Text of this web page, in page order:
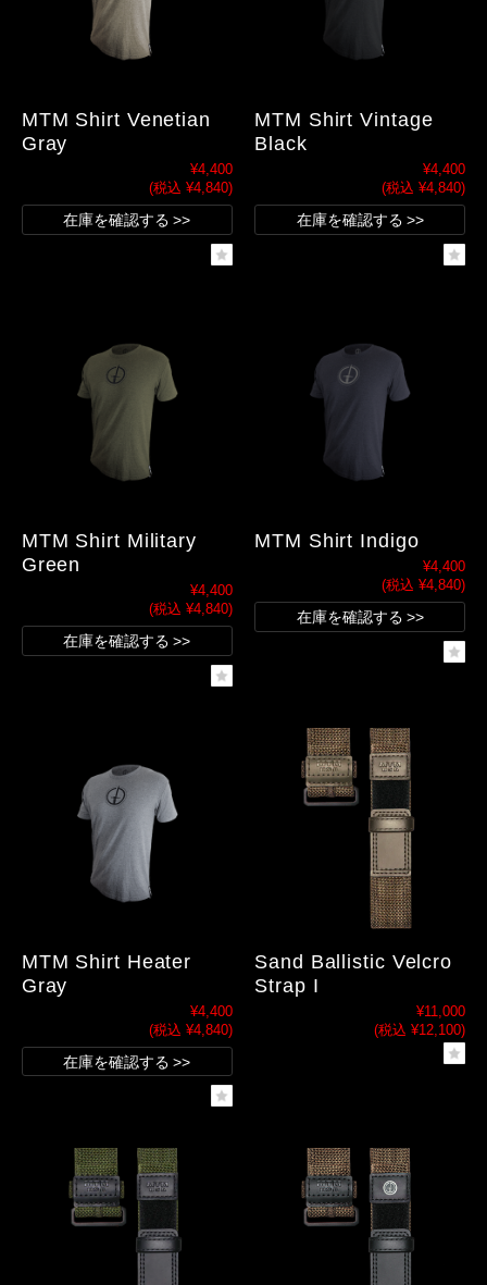
MTM Shirt Venetian
Gray
¥4,400
(税込 ¥4,840)
在庫を確認する
MTM Shirt Vintage
Black
¥4,400
(税込 ¥4,840)
在庫を確認する
MTM Shirt Military
Green
¥4,400
(税込 ¥4,840)
在庫を確認する
MTM Shirt Indigo
¥4,400
(税込 ¥4,840)
在庫を確認する
MTM Shirt Heater
Gray
¥4,400
(税込 ¥4,840)
在庫を確認する
Sand Ballistic Velcro
Strap I
¥11,000
(税込 ¥12,100)